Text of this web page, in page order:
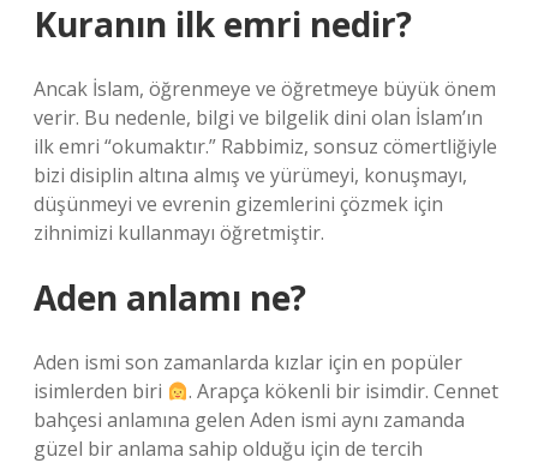
Kuranın ilk emri nedir?
Ancak İslam, öğrenmeye ve öğretmeye büyük önem
verir. Bu nedenle, bilgi ve bilgelik dini olan İslam’ın
ilk emri “okumaktır.” Rabbimiz, sonsuz cömertliğiyle
bizi disiplin altına almış ve yürümeyi, konuşmayı,
düşünmeyi ve evrenin gizemlerini çözmek için
zihnimizi kullanmayı öğretmiştir.
Aden anlamı ne?
Aden ismi son zamanlarda kızlar için en popüler
isimlerden biri
. Arapça kökenli bir isimdir. Cennet
bahçesi anlamına gelen Aden ismi aynı zamanda
güzel bir anlama sahip olduğu için de tercih